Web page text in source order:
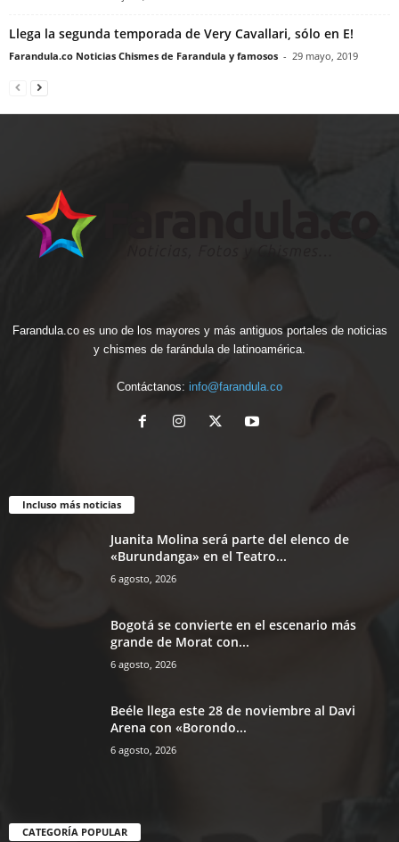
Llega la segunda temporada de Very Cavallari, sólo en E!
Farandula.co Noticias Chismes de Farandula y famosos - 29 mayo, 2019
Farandula.co es uno de los mayores y más antiguos portales de noticias
y chismes de farándula de latinoamérica.
Contáctanos: info@farandula.co
Incluso más noticias
Juanita Molina será parte del elenco de
«Burundanga» en el Teatro...
6 agosto, 2026
Bogotá se convierte en el escenario más
grande de Morat con...
6 agosto, 2026
Beéle llega este 28 de noviembre al Davi
Arena con «Borondo...
6 agosto, 2026
CATEGORÍA POPULAR